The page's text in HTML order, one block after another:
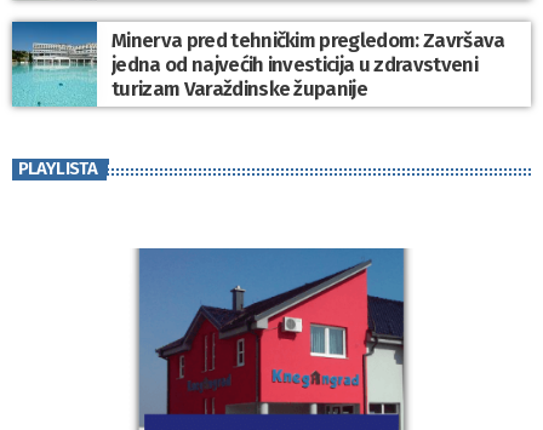
Minerva pred tehničkim pregledom: Završava
jedna od najvećih investicija u zdravstveni
turizam Varaždinske županije
PLAYLISTA